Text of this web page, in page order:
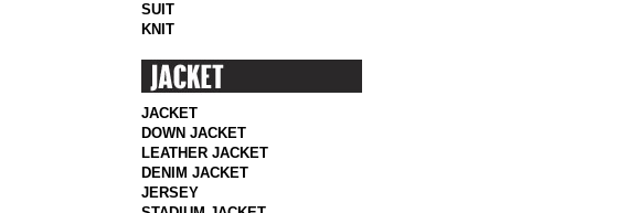
SUIT
KNIT
JACKET
DOWN JACKET
LEATHER JACKET
DENIM JACKET
JERSEY